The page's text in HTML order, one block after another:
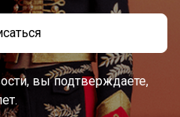
вы подтверждаете,